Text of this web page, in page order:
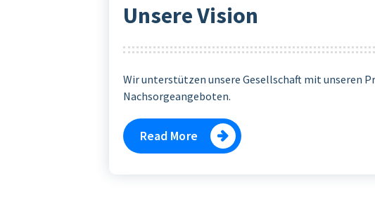
Unsere Vision
Wir unterstützen unsere Gesellschaft mit unseren
Nachsorgeangeboten.
Read More